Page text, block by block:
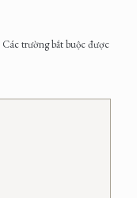
Các trường bắt buộc được